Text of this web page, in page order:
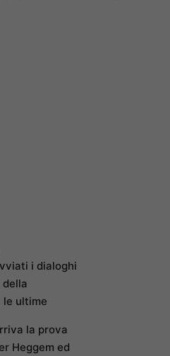
i dialoghi
le ultime
la prova
Heggem ed